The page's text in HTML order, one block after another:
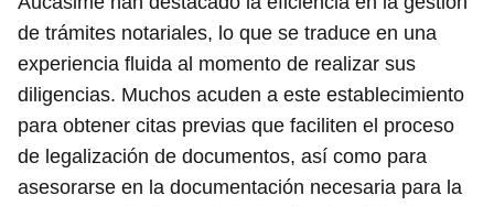
de trámites notariales, lo que se traduce en una
experiencia fluida al momento de realizar sus
diligencias. Muchos acuden a este establecimiento
para obtener citas previas que faciliten el proceso
de legalización de documentos, así como para
asesorarse en la documentación necesaria para la